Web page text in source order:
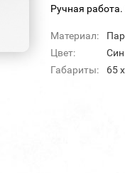
Ручная
Материал:
Цвет:
Габариты:
65